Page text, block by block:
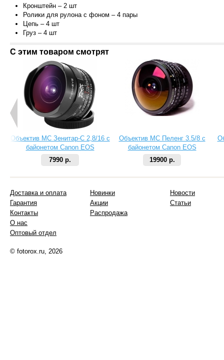
Кронштейн – 2 шт
Ролики для рулона с фоном – 4 пары
Цепь – 4 шт
Груз – 4 шт
С этим товаром смотрят
Объектив МС Зенитар-C 2,8/16 с
байонетом Canon EOS
7990 р.
Объектив МС Пеленг 3.5/8 с
байонетом Canon EOS
19900 р.
Доставка и оплата
Гарантия
Контакты
О нас
Оптовый отдел
Новинки
Акции
Распродажа
Новости
Статьи
© fotorox.ru, 2026